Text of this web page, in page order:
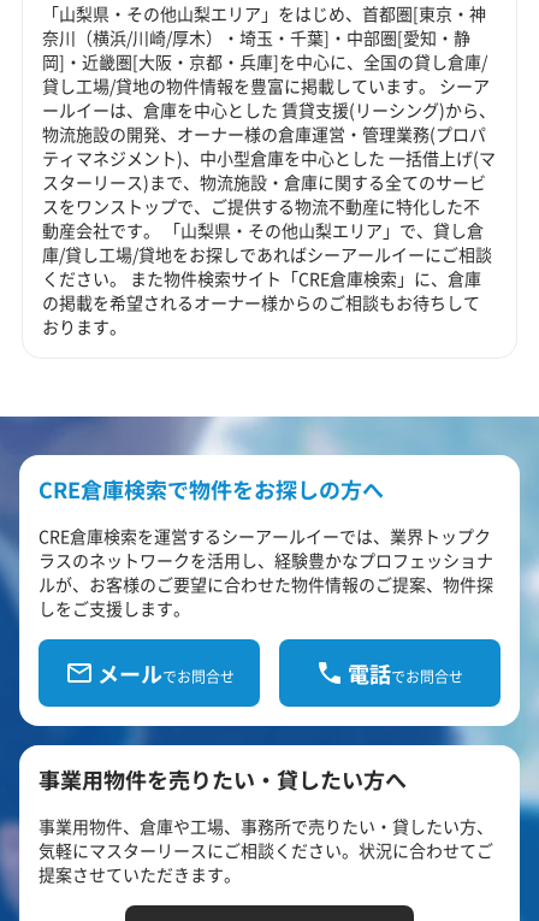
「山梨県・その他山梨エリア」をはじめ、首都圏[東京・神
奈川（横浜/川崎/厚木）・埼玉・千葉]・中部圏[愛知・静
岡]・近畿圏[大阪・京都・兵庫]を中心に、全国の貸し倉庫/
貸し工場/貸地の物件情報を豊富に掲載しています。 シーア
ールイーは、倉庫を中心とした 賃貸支援(リーシング)から、
物流施設の開発、オーナー様の倉庫運営・管理業務(プロパ
ティマネジメント)、中小型倉庫を中心とした 一括借上げ(マ
スターリース)まで、物流施設・倉庫に関する全てのサービ
スをワンストップで、ご提供する物流不動産に特化した不
動産会社です。 「山梨県・その他山梨エリア」で、貸し倉
庫/貸し工場/貸地をお探しであればシーアールイーにご相談
ください。 また物件検索サイト「CRE倉庫検索」に、倉庫
の掲載を希望されるオーナー様からのご相談もお待ちして
おります。
CRE倉庫検索で物件をお探しの方へ
CRE倉庫検索を運営するシーアールイーでは、業界トップク
ラスのネットワークを活用し、経験豊かなプロフェッショナ
ルが、お客様のご要望に合わせた物件情報のご提案、物件探
しをご支援します。
メールでお問合せ 電話でお問合せ
事業用物件を売りたい・貸したい方へ
事業用物件、倉庫や工場、事務所で売りたい・貸したい方、
気軽にマスターリースにご相談ください。状況に合わせてご
提案させていただきます。